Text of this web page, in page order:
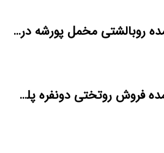
پخش عمده روبالشتی مخمل پورشه در تهران
سایت عمده فروش روتختی دونفره پلی استر در تهران